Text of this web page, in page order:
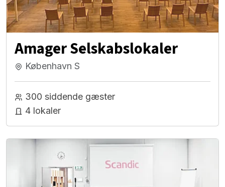
Amager Selskabslokaler
København S
300 siddende gæster
4 lokaler